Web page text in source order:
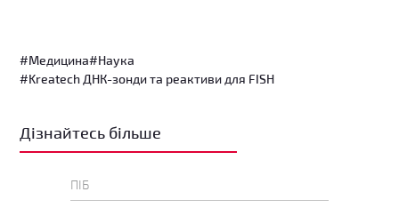
#Медицина#Наука
#Kreatech ДНК-зонди та реактиви для FISH
Дізнайтесь більше